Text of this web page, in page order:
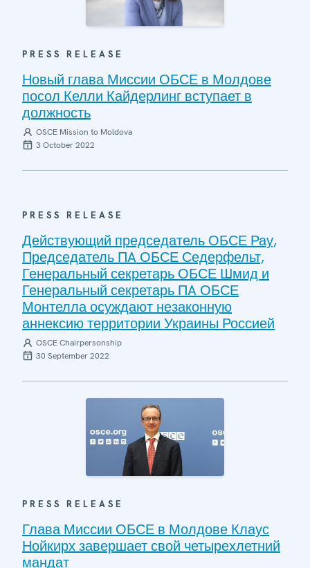
PRESS RELEASE
Новый глава Миссии ОБСЕ в Молдове
посол Келли Кайдерлинг вступает в
должность
OSCE Mission to Moldova
3 October 2022
PRESS RELEASE
Действующий председатель ОБСЕ Рау,
Председатель ПA ОБСЕ Седерфельт,
Генеральный секретарь ОБСЕ Шмид и
Генеральный секретарь ПA ОБСЕ
Монтелла осуждают незаконную
аннексию территории Украины Россией
OSCE Chairpersonship
30 September 2022
PRESS RELEASE
Глава Миссии ОБСЕ в Молдове Клаус
Нойкирх завершает свой четырехлетний
мандат